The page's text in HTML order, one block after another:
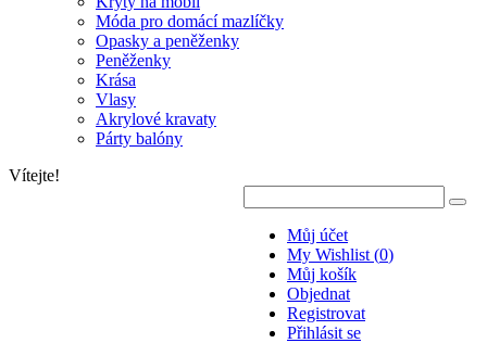
Móda pro domácí mazlíčky
Opasky a peněženky
Peněženky
Krása
Vlasy
Akrylové kravaty
Párty balóny
Vítejte!
Můj účet
My Wishlist (0)
Můj košík
Objednat
Registrovat
Přihlásit se